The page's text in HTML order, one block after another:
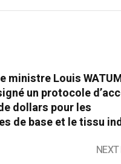
ministre Louis
un protocole
dollars pour les
de base et le tissu